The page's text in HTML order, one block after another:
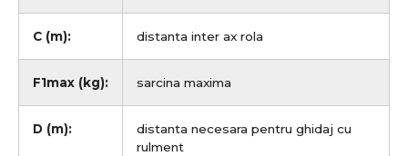
C (m): distanta inter ax rola
F1max (kg): sarcina maxima
D (m):
distanta necesara pentru ghidaj cu
rulment